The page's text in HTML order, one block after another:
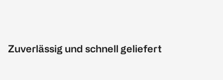
Zuverlässig und schnell geliefert